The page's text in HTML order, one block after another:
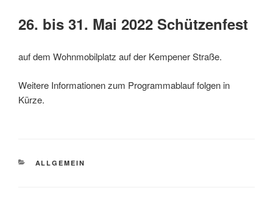
26. bis 31. Mai 2022 Schützenfest
auf dem Wohnmobilplatz auf der Kempener Straße.
Weitere Informationen zum Programmablauf folgen in
Kürze.
KATEGORIEN
ALLGEMEIN